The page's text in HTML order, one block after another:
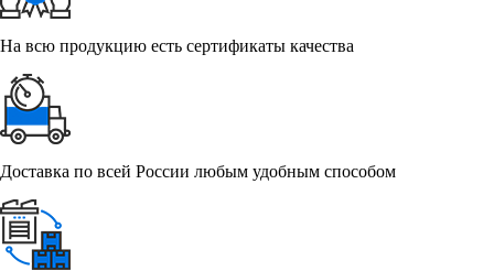
На всю продукцию есть сертификаты качества
Доставка по всей России любым удобным способом